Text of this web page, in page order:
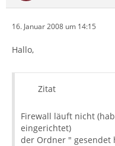
16. Januar 2008 um 14:15
Hallo,
Zitat
Firewall läuft nicht
eingerichtet)
der Ordner " gesendet